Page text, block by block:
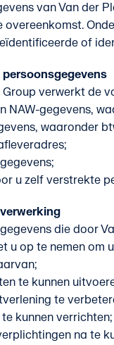
van Van der
overeenkomst.
of
Group verwerkt de
NAW-gegevens,
waaronder
u zelf verstrekte
die door
u op te nemen om
te kunnen
te
kunnen verrichten;
na te